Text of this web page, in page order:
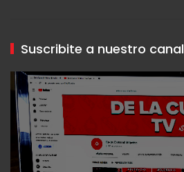
Suscribite a nuestro canal